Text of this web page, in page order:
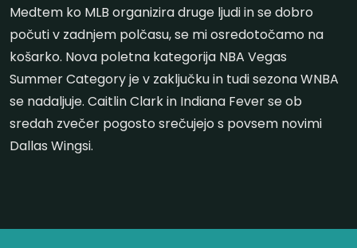
Medtem ko MLB organizira druge ljudi in se dobro
počuti v zadnjem polčasu, se mi osredotočamo na
košarko. Nova poletna kategorija NBA Vegas
Summer Category je v zaključku in tudi sezona WNBA
se nadaljuje. Caitlin Clark in Indiana Fever se ob
sredah zvečer pogosto srečujejo s povsem novimi
Dallas Wingsi.